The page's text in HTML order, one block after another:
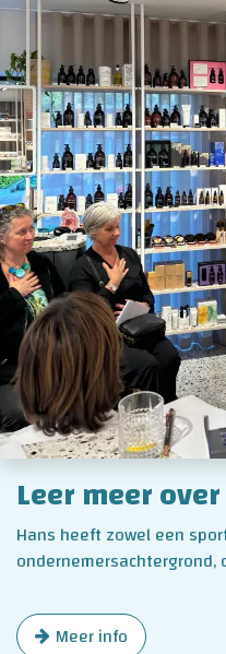
Leer meer
Hans heeft zowel een
Meer info